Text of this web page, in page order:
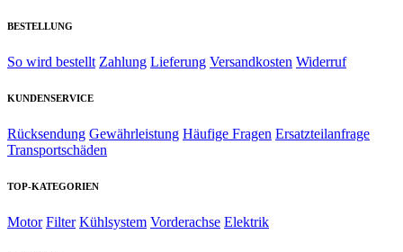
BESTELLUNG
So wird bestellt Zahlung Lieferung Versandkosten Widerruf
KUNDENSERVICE
Rücksendung Gewährleistung Häufige Fragen Ersatzteilanfrage
Transportschäden
TOP-KATEGORIEN
Motor Filter Kühlsystem Vorderachse Elektrik